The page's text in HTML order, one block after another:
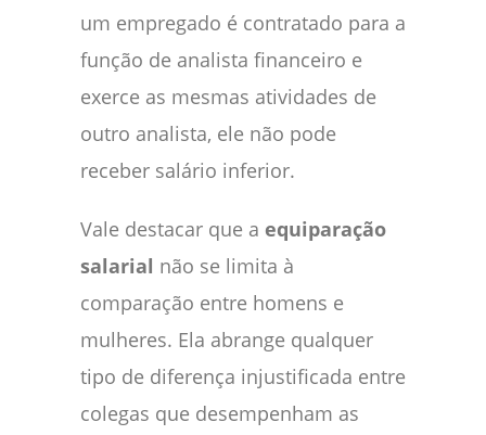
um empregado é contratado para a
função de analista financeiro e
exerce as mesmas atividades de
outro analista, ele não pode
receber salário inferior.
Vale destacar que a equiparação
salarial não se limita à
comparação entre homens e
mulheres. Ela abrange qualquer
tipo de diferença injustificada entre
colegas que desempenham as